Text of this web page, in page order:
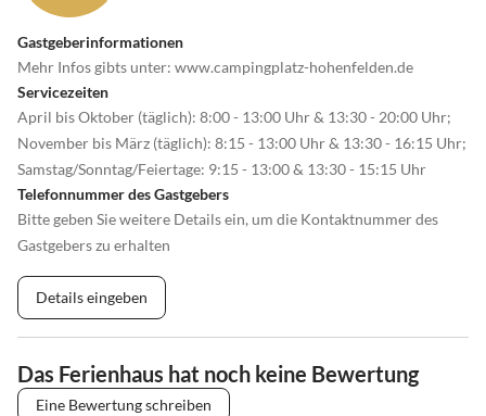
Gastgeberinformationen
Mehr Infos gibts unter: www.campingplatz-hohenfelden.de
Servicezeiten
April bis Oktober (täglich): 8:00 - 13:00 Uhr & 13:30 - 20:00 Uhr;
November bis März (täglich): 8:15 - 13:00 Uhr & 13:30 - 16:15 Uhr;
Samstag/Sonntag/Feiertage: 9:15 - 13:00 & 13:30 - 15:15 Uhr
Telefonnummer des Gastgebers
Bitte geben Sie weitere Details ein, um die Kontaktnummer des
Gastgebers zu erhalten
Details eingeben
Das Ferienhaus hat noch keine Bewertung
Eine Bewertung schreiben